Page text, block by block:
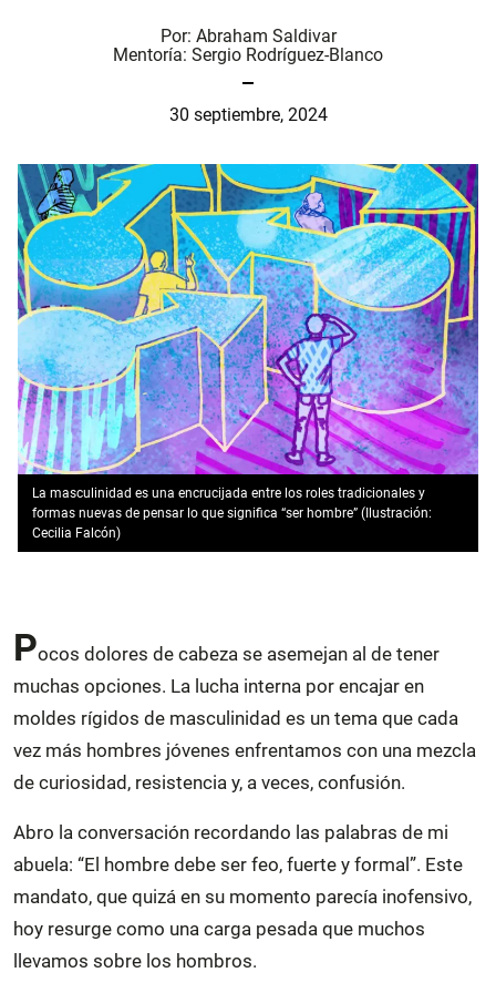
Por: Abraham Saldivar
Mentoría: Sergio Rodríguez-Blanco
30 septiembre, 2024
La masculinidad es una encrucijada entre los roles tradicionales y
formas nuevas de pensar lo que significa “ser hombre” (Ilustración:
Cecilia Falcón)
Pocos dolores de cabeza se asemejan al de tener
muchas opciones. La lucha interna por encajar en
moldes rígidos de masculinidad es un tema que cada
vez más hombres jóvenes enfrentamos con una mezcla
de curiosidad, resistencia y, a veces, confusión.
Abro la conversación recordando las palabras de mi
abuela: “El hombre debe ser feo, fuerte y formal”. Este
mandato, que quizá en su momento parecía inofensivo,
hoy resurge como una carga pesada que muchos
llevamos sobre los hombros.